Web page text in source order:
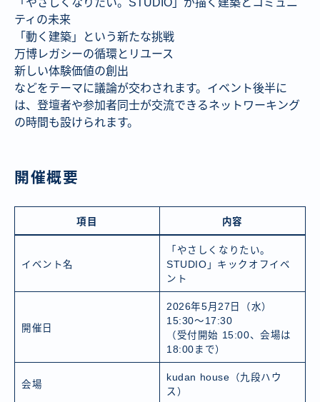
「やさしくなりたい。STUDIO」が描く建築とコミュニ
ティの未来
「動く建築」という新たな挑戦
万博レガシーの循環とリユース
新しい体験価値の創出
などをテーマに議論が交わされます。イベント後半に
は、登壇者や参加者同士が交流できるネットワーキング
の時間も設けられます。
開催概要
項目 内容
イベント名
「やさしくなりたい。
STUDIO」キックオフイベ
ント
開催日
2026年5月27日（水）
15:30〜17:30
（受付開始 15:00、会場は
18:00まで）
会場
kudan house（九段ハウ
ス）